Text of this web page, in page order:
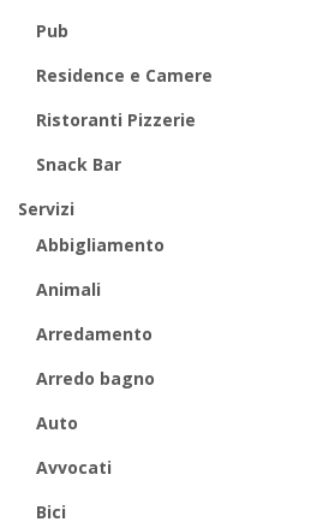
Pub
Residence e Camere
Ristoranti Pizzerie
Snack Bar
Servizi
Abbigliamento
Animali
Arredamento
Arredo bagno
Auto
Avvocati
Bici